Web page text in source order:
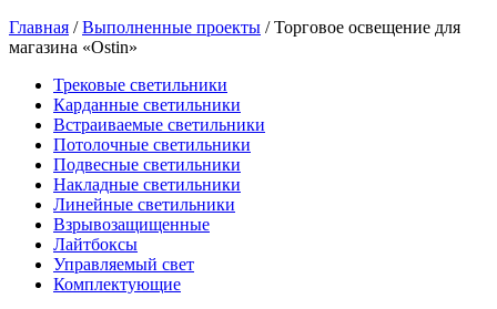
Главная /Выполненные проекты /Торговое освещение для
магазина «Ostin»
Трековые светильники
Карданные светильники
Встраиваемые светильники
Потолочные светильники
Подвесные светильники
Накладные светильники
Линейные светильники
Взрывозащищенные
Лайтбоксы
Управляемый свет
Комплектующие